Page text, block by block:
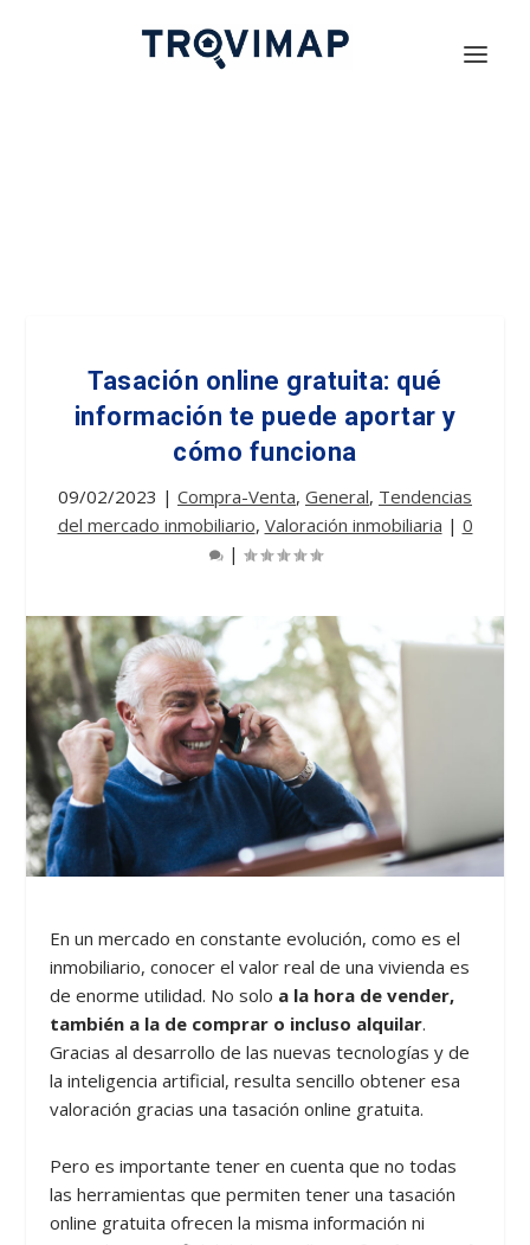
Tasación online gratuita: qué
información te puede aportar y
cómo funciona
09/02/2023 | Compra-Venta, General, Tendencias
del mercado inmobiliario, Valoración inmobiliaria | 0
|
En un mercado en constante evolución, como es el
inmobiliario, conocer el valor real de una vivienda es
de enorme utilidad. No solo a la hora de vender,
también a la de comprar o incluso alquilar.
Gracias al desarrollo de las nuevas tecnologías y de
la inteligencia artificial, resulta sencillo obtener esa
valoración gracias una tasación online gratuita.
Pero es importante tener en cuenta que no todas
las herramientas que permiten tener una tasación
online gratuita ofrecen la misma información ni